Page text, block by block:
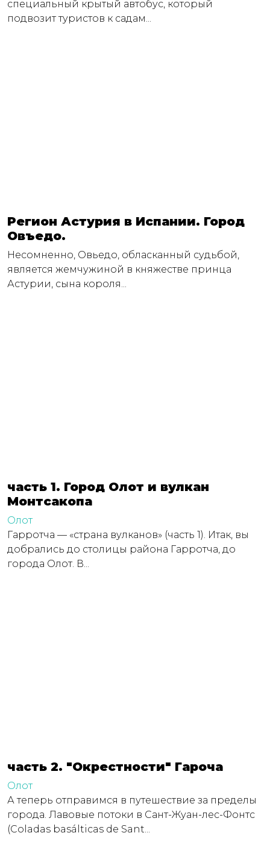
специальный крытый автобус, который
подвозит туристов к садам...
Регион Астурия в Испании. Город
Овъедо.
Несомненно, Овьедо, обласканный судьбой,
является жемчужиной в княжестве принца
Астурии, сына короля...
часть 1. Город Олот и вулкан
Монтсакопа
Олот
Гарротча — «страна вулканов» (часть 1). Итак, вы
добрались до столицы района Гарротча, до
города Олот. В...
часть 2. "Окрестности" Гароча
Олот
А теперь отправимся в путешествие за пределы
города. Лавовые потоки в Сант-Жуан-лес-Фонтс
(Coladas basálticas de Sant...